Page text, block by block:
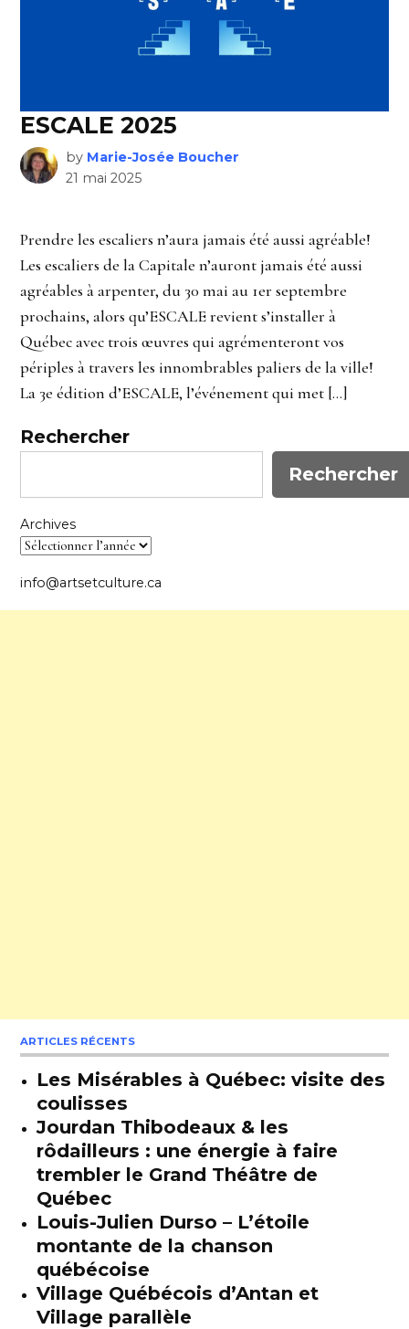
ESCALE 2025
by Marie-Josée Boucher
21 mai 2025
Prendre les escaliers n’aura jamais été aussi agréable!
Les escaliers de la Capitale n’auront jamais été aussi
agréables à arpenter, du 30 mai au 1er septembre
prochains, alors qu’ESCALE revient s’installer à
Québec avec trois œuvres qui agrémenteront vos
périples à travers les innombrables paliers de la ville!
La 3e édition d’ESCALE, l’événement qui met […]
Rechercher
Rechercher
Archives
info@artsetculture.ca
ARTICLES RÉCENTS
Les Misérables à Québec: visite des
coulisses
Jourdan Thibodeaux & les
rôdailleurs : une énergie à faire
trembler le Grand Théâtre de
Québec
Louis-Julien Durso – L’étoile
montante de la chanson
québécoise
Village Québécois d’Antan et
Village parallèle